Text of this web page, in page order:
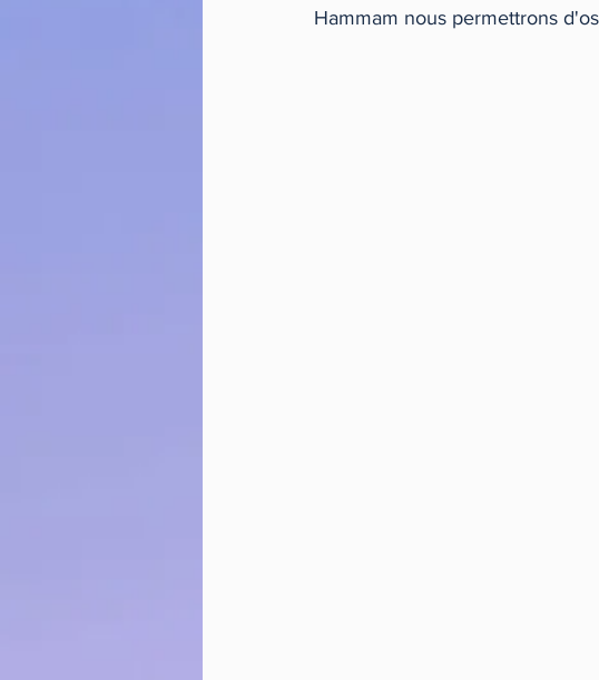
Hammam nous permettrons